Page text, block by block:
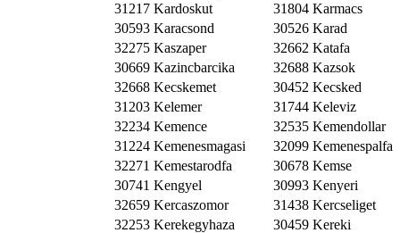
31217 Kardoskut
31804 Karmacs
30593 Karacsond
30526 Karad
32275 Kaszaper
32662 Katafa
30669 Kazincbarcika
32688 Kazsok
32668 Kecskemet
30452 Kecsked
31203 Kelemer
31744 Keleviz
32234 Kemence
32535 Kemendollar
31224 Kemenesmagasi
32099 Kemenespalfa
32271 Kemestarodfa
30678 Kemse
30741 Kengyel
30993 Kenyeri
32659 Kercaszomor
31438 Kercseliget
32253 Kerekegyhaza
30459 Kereki